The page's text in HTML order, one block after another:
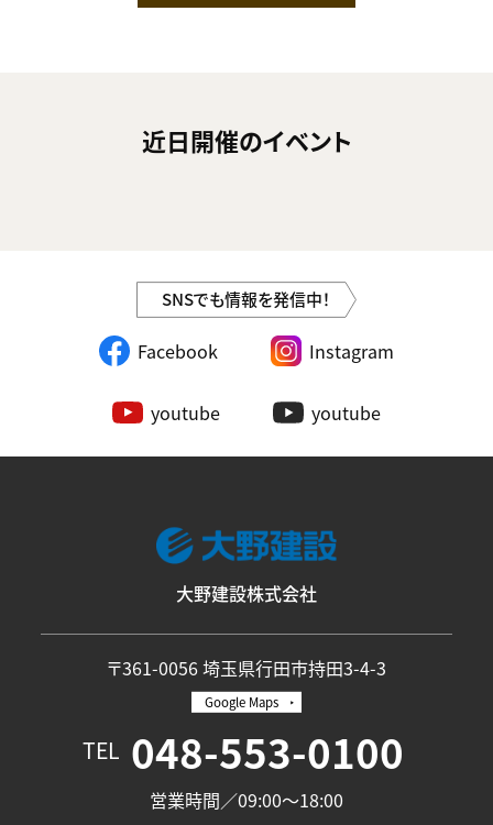
近日開催のイベント
SNSでも情報を発信中！
Facebook Instagram
youtube youtube
大野建設株式会社
〒361-0056 埼玉県行田市持田3-4-3
Google Maps
TEL 048-553-0100
営業時間／09:00〜18:00